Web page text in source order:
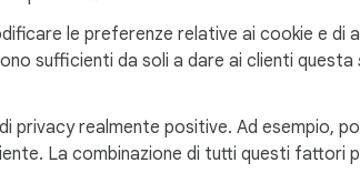
le preferenze relative ai cookie e di
sufficienti da soli a dare ai clienti questa
realmente positive. Ad esempio,
La combinazione di tutti questi fattori